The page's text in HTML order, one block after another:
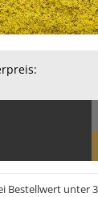
Bestellwert unter